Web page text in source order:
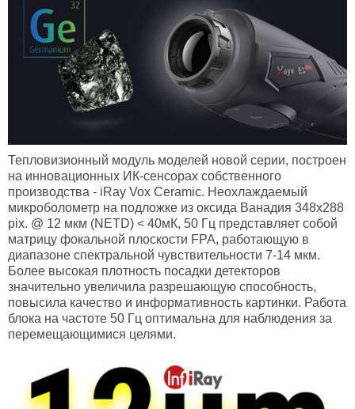
Тепловизионный модуль моделей новой серии, построен
на инновационных ИК-сенсорах собственного
производства - iRay Vox Ceramic. Неохлаждаемый
микроболометр на подложке из оксида Ванадия 348х288
pix. @ 12 мкм (NETD) < 40мК, 50 Гц представляет собой
матрицу фокальной плоскости FPA, работающую в
диапазоне спектральной чувствительности 7-14 мкм.
Более высокая плотность посадки детекторов
значительно увеличила разрешающую способность,
повысила качество и информативность картинки. Работа
блока на частоте 50 Гц оптимальна для наблюдения за
перемещающимися целями.